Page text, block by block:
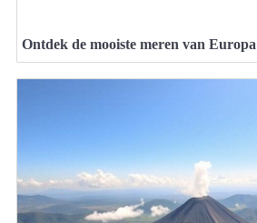
Ontdek de mooiste meren van Europa